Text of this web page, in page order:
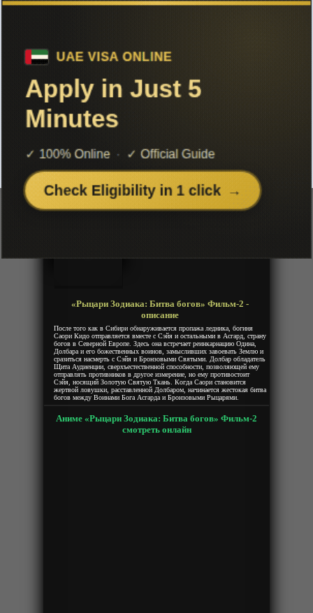
Чтобы не терять с нами связь,
подписывайся на наш
«Рыцари Зодиака: Битва богов»
Добавленно: 16 января 2022 | Серии: [1 из 1]
Saint Seiya: Kamigami no Atsuki
«Рыцари Зодиака: Битва богов» Фильм-2 -
описание
После того как в Сибири обнаруживается пропажа ледника, богиня
Саори Кидо отправляется вместе с Сэйя и остальными в Асгард, страну
богов в Северной Европе. Здесь она встречает реинкарнацию Одина,
Долбара и его божественных воинов, замысливших завоевать Землю и
сразиться насмерть с Сэйя и Бронзовыми Святыми. Долбар обладатель
Щита Аудиенции, сверхъестественной способности, позволяющей ему
отправлять противников в другое измерение, но ему противостоит
Сэйя, носящий Золотую Святую Ткань. Когда Саори становится
жертвой ловушки, расставленной Долбаром, начинается жестокая битва
богов между Воинами Бога Асгарда и Бронзовыми Рыцарями.
Аниме «Рыцари Зодиака: Битва богов» Фильм-2
смотреть онлайн